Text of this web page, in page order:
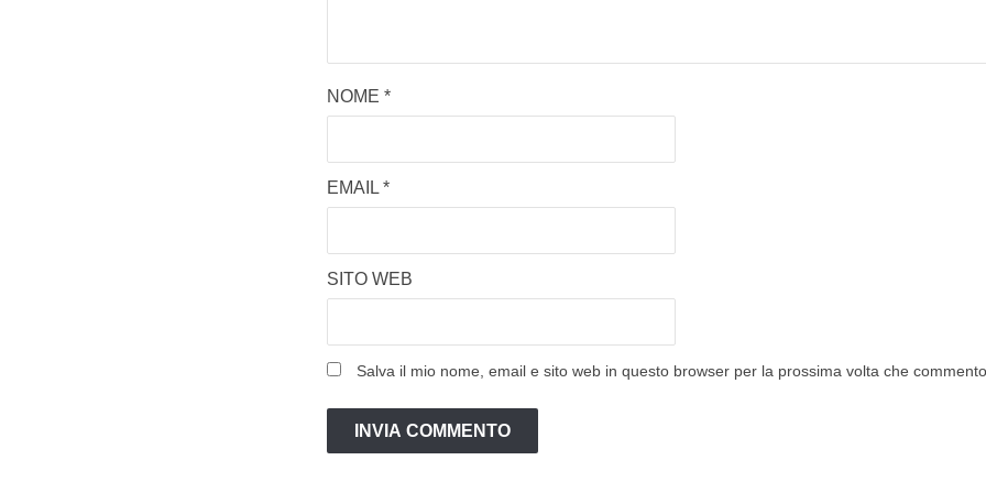
NOME *
EMAIL *
SITO WEB
Salva il mio nome, email e sito web in questo browser per la prossima volta che